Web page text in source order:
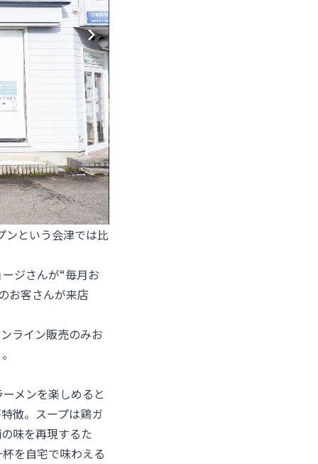
ンという会津では比
ジさんが“毎月お
お客さんが来店
ライン販売のみお
メンを楽しめると
徴。スープは鶏ガ
味を再現するた
を自宅で味わえる